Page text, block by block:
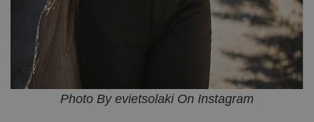
Photo By evietsolaki On Instagram